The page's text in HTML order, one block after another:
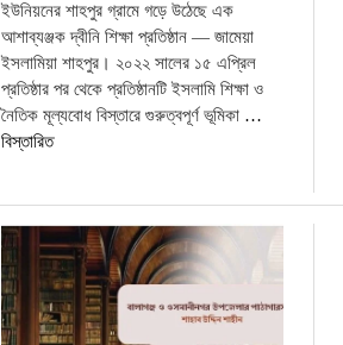
ইউনিয়নের শাহপুর গ্রামে গড়ে উঠেছে এক
আশাব্যঞ্জক দ্বীনি শিক্ষা প্রতিষ্ঠান — জামেয়া
ইসলামিয়া শাহপুর। ২০২২ সালের ১৫ এপ্রিল
প্রতিষ্ঠার পর থেকে প্রতিষ্ঠানটি ইসলামি শিক্ষা ও
নৈতিক মূল্যবোধ বিস্তারে গুরুত্বপূর্ণ ভূমিকা …
বিস্তারিত